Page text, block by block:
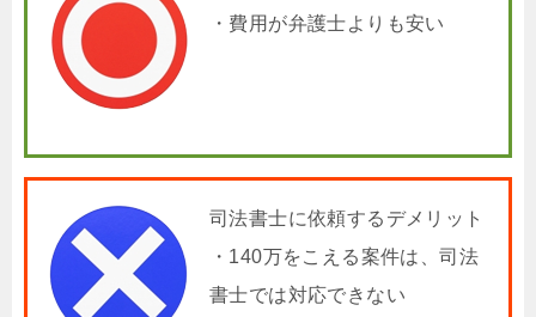
・費用が弁護士よりも安い
司法書士に依頼するデメリット
・140万をこえる案件は、司法
書士では対応できない